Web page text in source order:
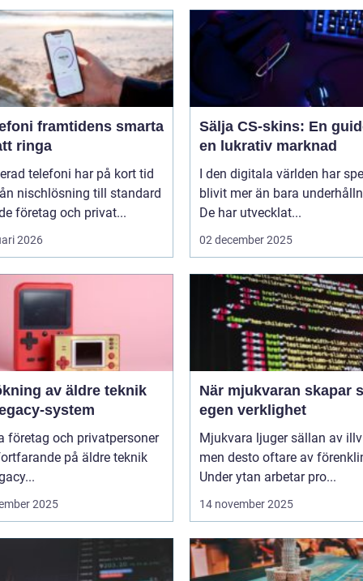
smarta
ringa
telefoni har på kort tid
nischlösning till standard
företag och privat...
2026
Sälja CS-skins: En
en lukrativ marknad
I den digitala världen har
blivit mer än bara
De har utvecklat...
02 december 2025
av äldre teknik
system
företag och privatpersoner
på äldre teknik
2025
När mjukvaran skapar
egen verklighet
Mjukvara ljuger sällan av
men desto oftare av
Under ytan arbetar pro...
14 november 2025